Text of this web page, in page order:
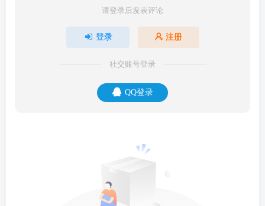
请登录后发表评论
登录 注册
社交账号登录
QQ登录